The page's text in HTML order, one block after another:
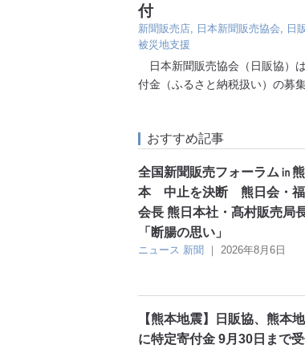
付
新聞販売店 日本新聞販売協会 日
被災地支援
日本新聞販売協会（日販協）
付金（ふるさと納税扱い）の募
おすすめ記事
全国新聞販売フォーラム㏌熊
本 中止を決断 熊日会・
会長 熊日本社・髙村販売局
「断腸の思い」
ニュース 新聞 ｜ 2026年8月6日
【熊本地震】日販協、熊本
に特定寄付金 9月30日まで